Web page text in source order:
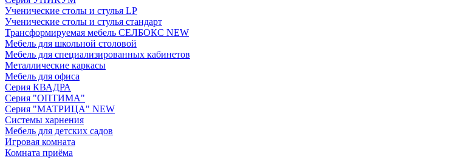
Ученические столы и стулья LP
Ученические столы и стулья стандарт
Трансформируемая мебель СЕЛБОКС NEW
Мебель для школьной столовой
Мебель для специализированных кабинетов
Металлические каркасы
Мебель для офиса
Серия КВАДРА
Серия "ОПТИМА"
Серия "МАТРИЦА" NEW
Системы харнения
Мебель для детских садов
Игровая комната
Комната приёма